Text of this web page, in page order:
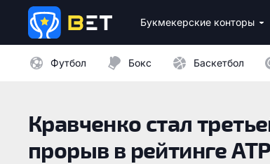
Букмекерские конторы
Футбол Бокс Баскетбол
Кравченко стал
прорыв в рейтинге ATP